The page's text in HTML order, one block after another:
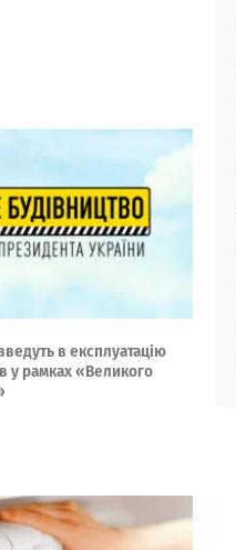
в експлуатацію
у рамках «Великого